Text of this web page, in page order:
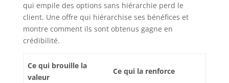
qui empile des options sans hiérarchie perd le
client. Une offre qui hiérarchise ses bénéfices et
montre comment ils sont obtenus gagne en
crédibilité.
Ce qui brouille la
valeur
Ce qui la renforce